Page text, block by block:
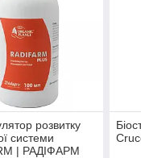
розвитку
системи
| РАДІФАРМ